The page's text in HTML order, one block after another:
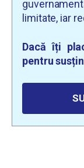
limitate, iar
Dacă îți
pentru